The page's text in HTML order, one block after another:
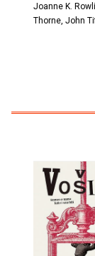
Joanne K.
Thorne, John